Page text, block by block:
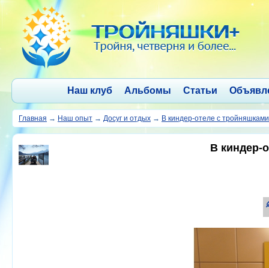
Наш клуб Альбомы Статьи
Главная → Наш опыт → Досуг и отдых → В киндер-отеле с тройняшками
В киндер-